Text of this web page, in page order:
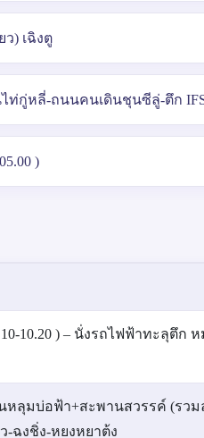
ว) เฉิงตู
กู่หลี่-ถนนคนเดินชุนซีลู่-ตึก
)
10.20 ) – นั่งรถไฟฟ้าทะลุตึ
หลุมบ่อฟ้า+สะพานสวรรค์ (รว
-ฉงชิ่ง-หยงหยาต้ง